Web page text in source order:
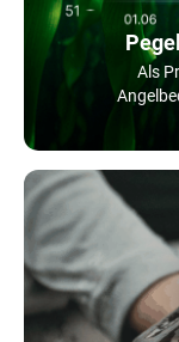
Als